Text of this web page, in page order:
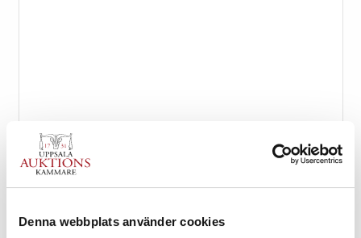
Denna webbplats använder cookies